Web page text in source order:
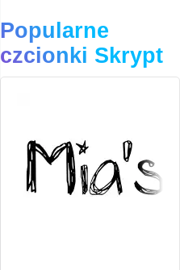
Popularne
czcionki Skrypt